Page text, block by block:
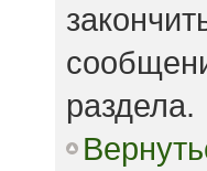
раздела.